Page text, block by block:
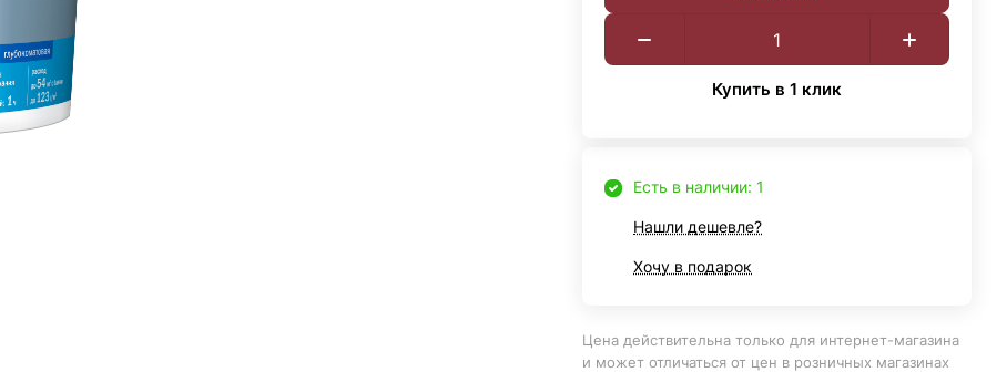
Купить в 1 клик
Есть в наличии: 1
Нашли дешевле?
Хочу в подарок
Цена действительна только для интернет-магазина
и может отличаться от цен в розничных магазинах